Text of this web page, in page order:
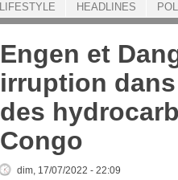
Engen et
irruption
des
Congo
dim, 17/07/2022 - 22:09
LIFESTYLE HEADLINES